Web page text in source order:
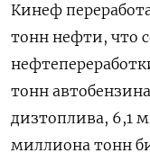
Кинеф
тонн нефти, что
тонн
дизтоплива, 6,1
миллиона тонн